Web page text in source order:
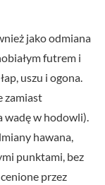
jako odmiana
futrem i
uszu i ogona.
zamiast
wadę w hodowli).
hawana,
punktami, bez
przez